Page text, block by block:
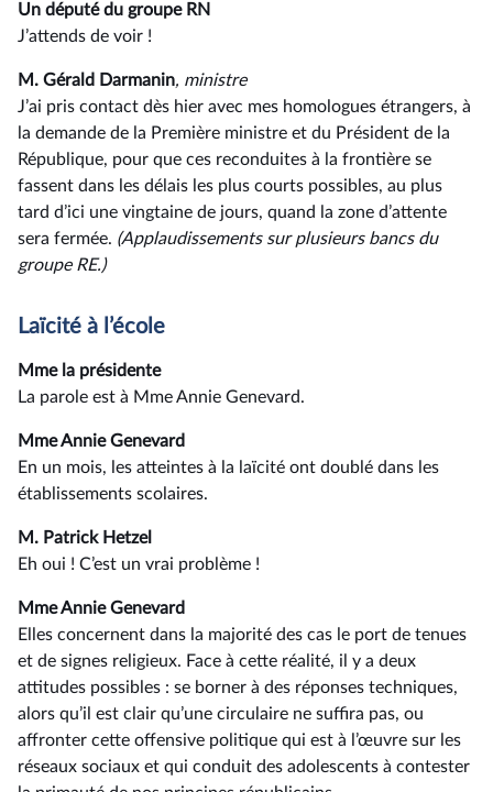
Un député du groupe RN
J’attends de voir !
M. Gérald Darmanin, ministre
J’ai pris contact dès hier avec mes homologues étrangers, à
la demande de la Première ministre et du Président de la
République, pour que ces reconduites à la frontière se
fassent dans les délais les plus courts possibles, au plus
tard d’ici une vingtaine de jours, quand la zone d’attente
sera fermée. (Applaudissements sur plusieurs bancs du
groupe RE.)
Laïcité à l’école
Mme la présidente
La parole est à Mme Annie Genevard.
Mme Annie Genevard
En un mois, les atteintes à la laïcité ont doublé dans les
établissements scolaires.
M. Patrick Hetzel
Eh oui ! C’est un vrai problème !
Mme Annie Genevard
Elles concernent dans la majorité des cas le port de tenues
et de signes religieux. Face à cette réalité, il y a deux
attitudes possibles : se borner à des réponses techniques,
alors qu’il est clair qu’une circulaire ne suffira pas, ou
affronter cette offensive politique qui est à l’œuvre sur les
réseaux sociaux et qui conduit des adolescents à contester